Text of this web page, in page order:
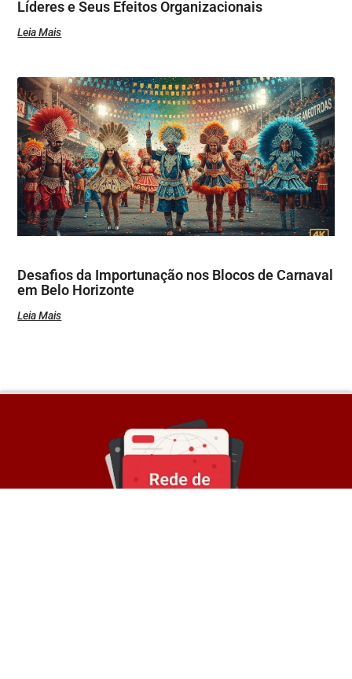
Líderes e Seus Efeitos Organizacionais
Leia Mais
Desafios da Importunação nos Blocos de Carnaval
em Belo Horizonte
Leia Mais